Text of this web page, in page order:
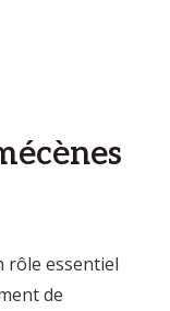
rôle essentiel
de